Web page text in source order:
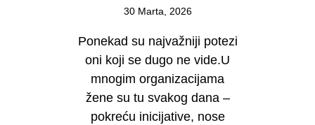
30 Marta, 2026
Ponekad su najvažniji potezi
oni koji se dugo ne vide.U
mnogim organizacijama
žene su tu svakog dana –
pokreću inicijative, nose